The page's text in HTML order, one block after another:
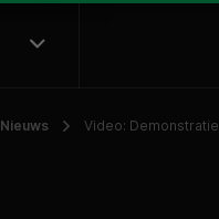
Nieuws Video: Demonstratie